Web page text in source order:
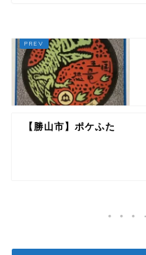
【勝山市】ポケふた